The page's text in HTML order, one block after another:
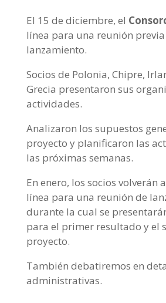
El 15 de diciembre, el
línea para una reunión
lanzamiento.
Socios de Polonia, Chipre,
Grecia presentaron sus
actividades.
Analizaron los supuestos
proyecto y planificaron las
las próximas semanas.
En enero, los socios volverán
línea para una reunión de
durante la cual se
para el primer resultado y el
proyecto.
También debatiremos en
administrativas.